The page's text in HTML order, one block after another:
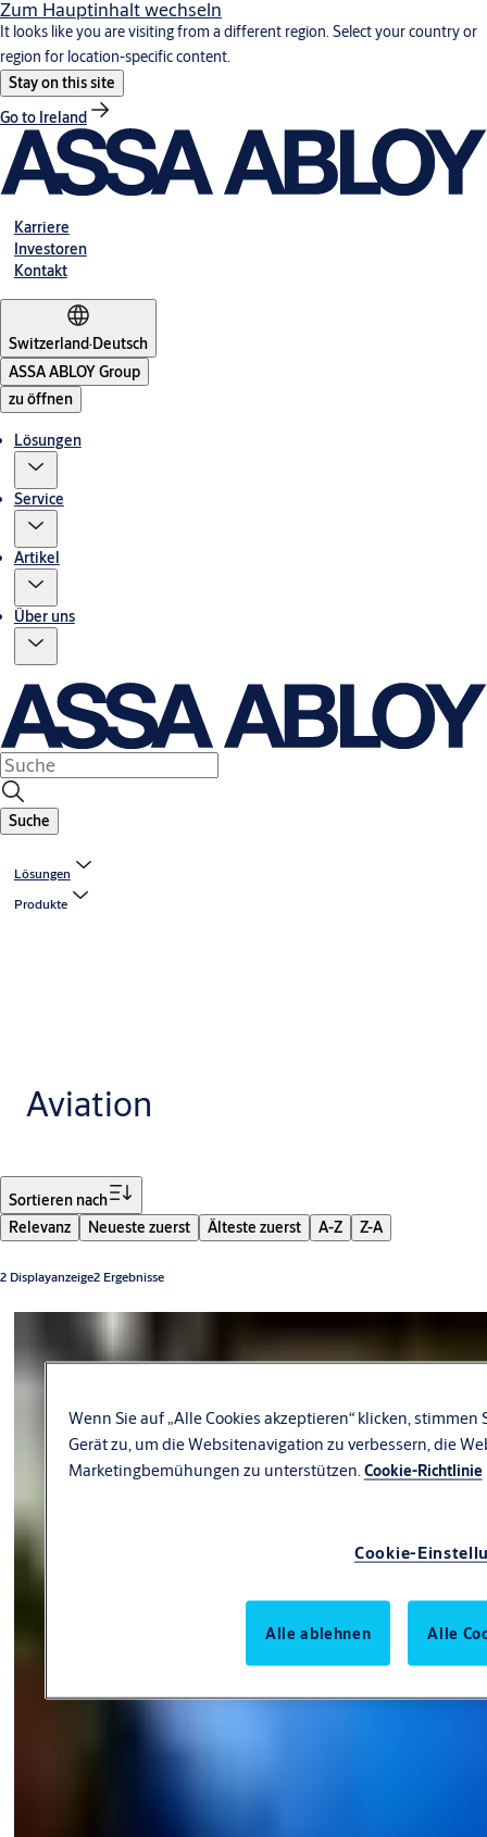
Zum Hauptinhalt wechseln
It looks like you are visiting from a different region. Select your country or
region for location-specific content.
Stay on this site
Go to Ireland
Karriere
Investoren
Kontakt
Switzerland·Deutsch
ASSA ABLOY Group
zu öffnen
Lösungen
Service
Artikel
Über uns
Suche
Lösungen
Produkte
Aviation
Sortieren nach
Relevanz
Neueste zuerst Älteste zuerst A-Z Z-A
2 Displayanzeige2 Ergebnisse
Wenn Sie auf „Alle Cookies akzeptieren“ klicken,
Gerät zu, um die Websitenavigation zu verbessern, die
Marketingbemühungen zu unterstützen.Cookie-Richtlinie
Cookie-
Alle ablehnen Alle